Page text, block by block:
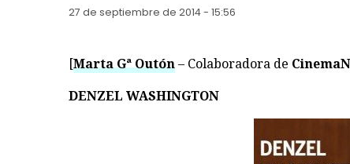
27 de septiembre de 2014 - 15:56
[Marta Gª Outón – Colaboradora de
DENZEL WASHINGTON